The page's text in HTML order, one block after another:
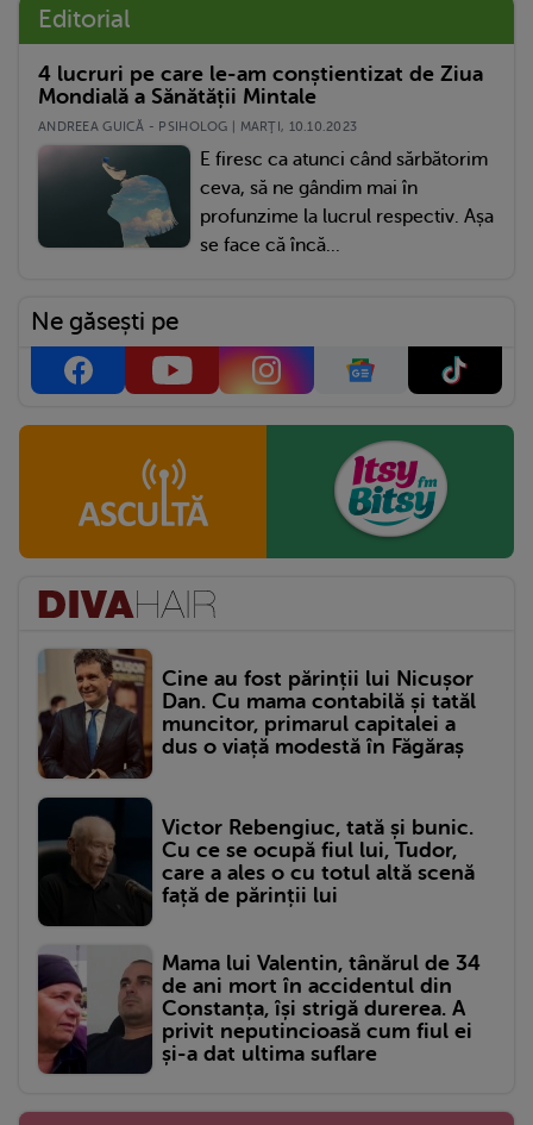
Editorial
4 lucruri pe care le-am conștientizat de Ziua
Mondială a Sănătății Mintale
ANDREEA GUICĂ - PSIHOLOG | MARŢI, 10.10.2023
E firesc ca atunci când sărbătorim
ceva, să ne gândim mai în
profunzime la lucrul respectiv. Așa
se face că încă...
Ne găsești pe
Cine au fost părinții lui Nicușor
Dan. Cu mama contabilă și tatăl
muncitor, primarul capitalei a
dus o viață modestă în Făgăraș
Victor Rebengiuc, tată și bunic.
Cu ce se ocupă fiul lui, Tudor,
care a ales o cu totul altă scenă
față de părinții lui
Mama lui Valentin, tânărul de 34
de ani mort în accidentul din
Constanța, își strigă durerea. A
privit neputincioasă cum fiul ei
și-a dat ultima suflare